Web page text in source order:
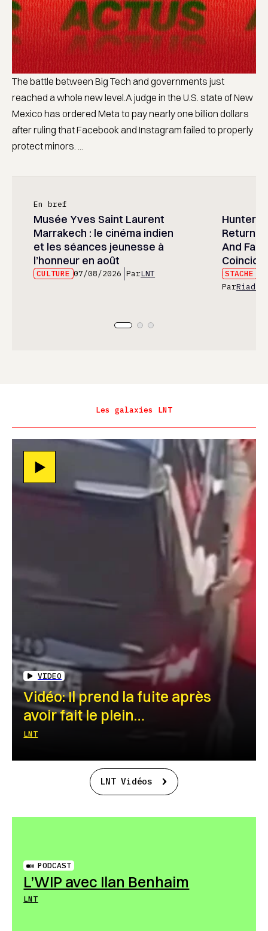
The battle between Big Tech and governments just
reached a whole new level.A judge in the U.S. state of New
Mexico has ordered Meta to pay nearly one billion dollars
after ruling that Facebook and Instagram failed to properly
protect minors. ...
En bref
Musée Yves Saint Laurent
Marrakech : le cinéma indien
et les séances jeunesse à
l’honneur en août
CULTURE 07/08/2026 ParLNT
Hunter
And
STACHE
ParRiad
Les galaxies LNT
VIDEO
Vidéo: Il prend la fuite après
avoir fait le plein…
LNT
LNT Vidéos
PODCAST
L’WIP avec Ilan Benhaim
LNT